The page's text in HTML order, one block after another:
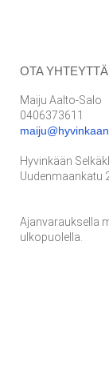
OTA YHTEYTTÄ
Maiju Aalto-Salo
0406373611
Hyvinkään
Uudenmaankatu
Ajanvarauksella
ulkopuolella.